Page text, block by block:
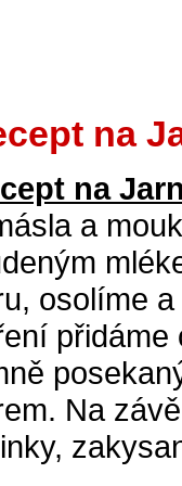
na
na
a
osolíme
přidáme
Na